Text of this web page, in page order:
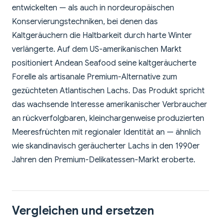
entwickelten — als auch in nordeuropäischen
Konservierungstechniken, bei denen das
Kaltgeräuchern die Haltbarkeit durch harte Winter
verlängerte. Auf dem US-amerikanischen Markt
positioniert Andean Seafood seine kaltgeräucherte
Forelle als artisanale Premium-Alternative zum
gezüchteten Atlantischen Lachs. Das Produkt spricht
das wachsende Interesse amerikanischer Verbraucher
an rückverfolgbaren, kleinchargenweise produzierten
Meeresfrüchten mit regionaler Identität an — ähnlich
wie skandinavisch geräucherter Lachs in den 1990er
Jahren den Premium-Delikatessen-Markt eroberte.
Vergleichen und ersetzen